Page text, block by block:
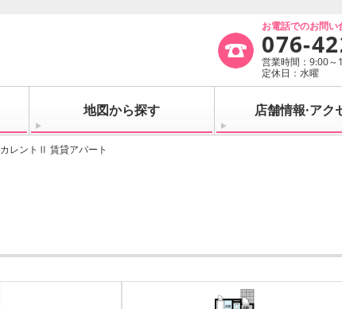
お電話でのお問い
076-
営業時間：9:00～
定休日：水曜
地図から探す 店舗情報·アク
カレントⅡ 賃貸アパート